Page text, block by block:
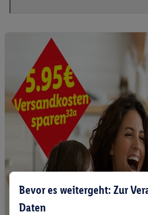
Bevor es weitergeht: Zur
Daten